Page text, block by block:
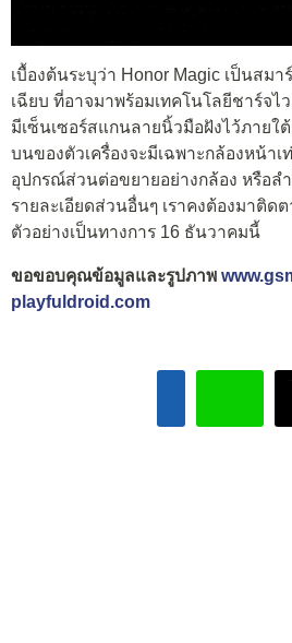
เบื้องต้นระบุว่า Honor Magic เป็นสม
เฉียบ ที่อาจมาพร้อมเทคโนโลยีชาร์จไ
มีเซ็นเซอร์สแกนลายนิ้วมือฝังไว้ภาย
บนของตัวเครื่องจะมีเฉพาะกล้องหน้า
อุปกรณ์ส่วนต่อขยายอย่างกล้อง หรือล
รายละเอียดส่วนอื่นๆ เราคงต้องมาติด
ตัวอย่างเป็นทางการ 16 ธันวาคมนี้
ขอขอบคุณข้อมูลและรูปภาพ
playfuldroid.com